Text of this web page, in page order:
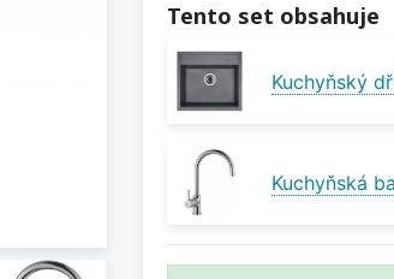
Tento set obsahuje
Kuchyňský
Kuchyňská